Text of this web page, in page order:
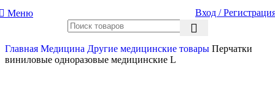
Меню Вход /
Главная Медицина Другие медицинские товары Перчатки
виниловые одноразовые медицинские L